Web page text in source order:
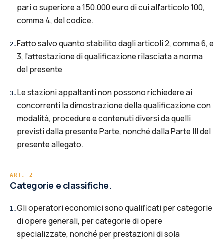
pari o superiore a 150.000 euro di cui all'articolo 100,
comma 4, del codice.
2.Fatto salvo quanto stabilito dagli articoli 2, comma 6, e
3, l'attestazione di qualificazione rilasciata a norma
del presente
3. Le stazioni appaltanti non possono richiedere ai
concorrenti la dimostrazione della qualificazione con
modalità, procedure e contenuti diversi da quelli
previsti dalla presente Parte, nonché dalla Parte III del
presente allegato.
ART. 2
Categorie e classifiche.
1.Gli operatori economici sono qualificati per categorie
di opere generali, per categorie di opere
specializzate, nonché per prestazioni di sola